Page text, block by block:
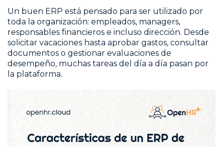
Un buen ERP está pensado para ser utilizado por
toda la organización: empleados, managers,
responsables financieros e incluso dirección. Desde
solicitar vacaciones hasta aprobar gastos, consultar
documentos o gestionar evaluaciones de
desempeño, muchas tareas del día a día pasan por
la plataforma.